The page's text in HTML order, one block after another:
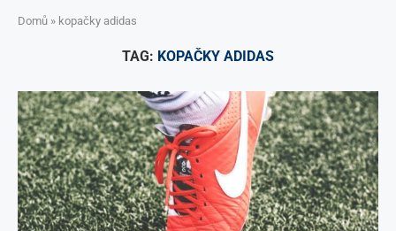
Domů » kopačky adidas
TAG: KOPAČKY ADIDAS